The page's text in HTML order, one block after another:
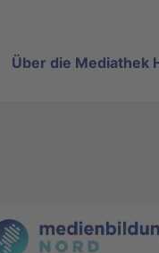
Über die Mediathek